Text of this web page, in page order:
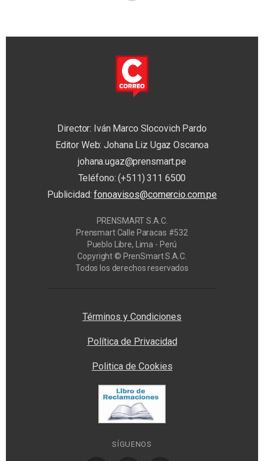
Director: Iván Marco Slocovich Pardo
Editor Web: Johana Liz Ugaz Oscanoa
johana.ugaz@prensmart.pe
Teléfono: (+511) 311 6500
Publicidad:fonoavisos@comercio.com.pe
PRENSMART S.A.C.
Prensmart Calle Paracas #532
Pueblo Libre, Lima - Perú
Copyright © PrenSmart S.A.C.
Todos los derechos reservados
Términos y Condiciones
Política de Privacidad
Politica de Cookies
SÍGUENOS